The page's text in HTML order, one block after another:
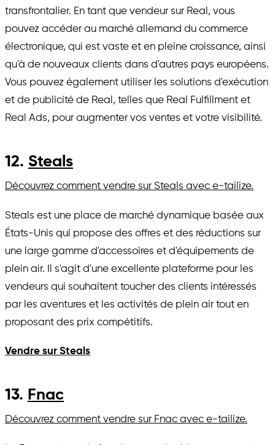
transfrontalier. En tant que vendeur sur Real, vous
pouvez accéder au marché allemand du commerce
électronique, qui est vaste et en pleine croissance, ainsi
qu'à de nouveaux clients dans d'autres pays européens.
Vous pouvez également utiliser les solutions d'exécution
et de publicité de Real, telles que Real Fulfillment et
Real Ads, pour augmenter vos ventes et votre visibilité.
12. Steals
Découvrez comment vendre sur Steals avec e-tailize.
Steals est une place de marché dynamique basée aux
États-Unis qui propose des offres et des réductions sur
une large gamme d'accessoires et d'équipements de
plein air. Il s'agit d'une excellente plateforme pour les
vendeurs qui souhaitent toucher des clients intéressés
par les aventures et les activités de plein air tout en
proposant des prix compétitifs.
Vendre sur Steals
13. Fnac
Découvrez comment vendre sur Fnac avec e-tailize.